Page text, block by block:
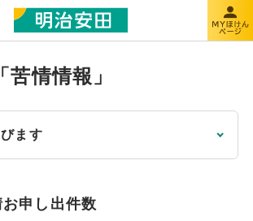
情情報」
ます
申し出件数